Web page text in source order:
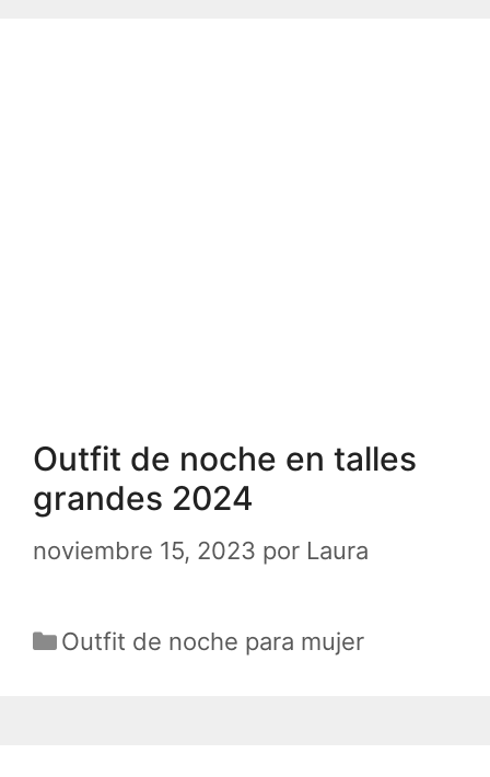
Outfit de noche en talles
grandes 2024
noviembre 15, 2023 por Laura
Categorías
Outfit de noche para mujer